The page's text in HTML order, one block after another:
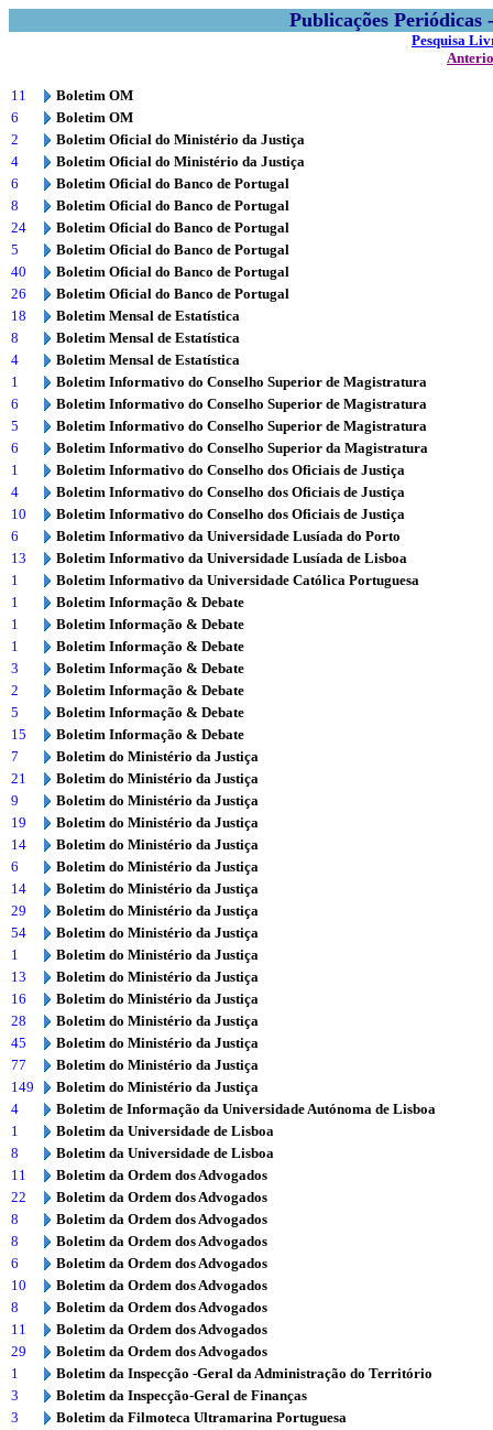
Publicações
Pesquisa
11
Boletim OM
6
Boletim OM
2
Boletim Oficial do Ministério da Justiça
4
Boletim Oficial do Ministério da Justiça
6
Boletim Oficial do Banco de Portugal
8
Boletim Oficial do Banco de Portugal
24
Boletim Oficial do Banco de Portugal
5
Boletim Oficial do Banco de Portugal
40
Boletim Oficial do Banco de Portugal
26
Boletim Oficial do Banco de Portugal
18
Boletim Mensal de Estatística
8
Boletim Mensal de Estatística
4
Boletim Mensal de Estatística
1
Boletim Informativo do Conselho Superior de Magistratura
6
Boletim Informativo do Conselho Superior de Magistratura
5
Boletim Informativo do Conselho Superior de Magistratura
6
Boletim Informativo do Conselho Superior da Magistratura
1
Boletim Informativo do Conselho dos Oficiais de Justiça
4
Boletim Informativo do Conselho dos Oficiais de Justiça
10
Boletim Informativo do Conselho dos Oficiais de Justiça
6
Boletim Informativo da Universidade Lusíada do Porto
13
Boletim Informativo da Universidade Lusíada de Lisboa
1
Boletim Informativo da Universidade Católica Portuguesa
1
Boletim Informação & Debate
1
Boletim Informação & Debate
1
Boletim Informação & Debate
3
Boletim Informação & Debate
2
Boletim Informação & Debate
5
Boletim Informação & Debate
15
Boletim Informação & Debate
7
Boletim do Ministério da Justiça
21
Boletim do Ministério da Justiça
9
Boletim do Ministério da Justiça
19
Boletim do Ministério da Justiça
14
Boletim do Ministério da Justiça
6
Boletim do Ministério da Justiça
14
Boletim do Ministério da Justiça
29
Boletim do Ministério da Justiça
54
Boletim do Ministério da Justiça
1
Boletim do Ministério da Justiça
13
Boletim do Ministério da Justiça
16
Boletim do Ministério da Justiça
28
Boletim do Ministério da Justiça
45
Boletim do Ministério da Justiça
77
Boletim do Ministério da Justiça
149
Boletim do Ministério da Justiça
4
Boletim de Informação da Universidade Autónoma de Lisboa
1
Boletim da Universidade de Lisboa
8
Boletim da Universidade de Lisboa
11
Boletim da Ordem dos Advogados
22
Boletim da Ordem dos Advogados
8
Boletim da Ordem dos Advogados
8
Boletim da Ordem dos Advogados
6
Boletim da Ordem dos Advogados
10
Boletim da Ordem dos Advogados
8
Boletim da Ordem dos Advogados
11
Boletim da Ordem dos Advogados
29
Boletim da Ordem dos Advogados
1
Boletim da Inspecção -Geral da Administração do Território
3
Boletim da Inspecção-Geral de Finanças
3
Boletim da Filmoteca Ultramarina Portuguesa